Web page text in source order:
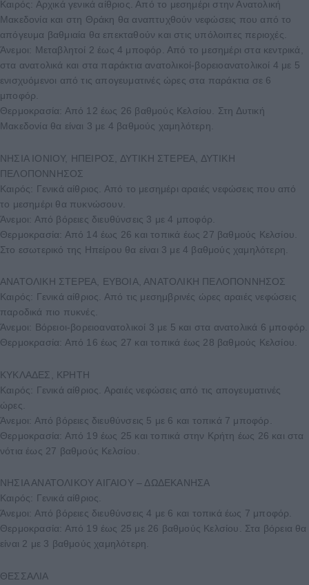
Καιρός: Αρχικά γενικά αίθριος. Από το μεσημέρι στην Ανατολική
Μακεδονία και στη Θράκη θα αναπτυχθούν νεφώσεις που από το
απόγευμα βαθμιαία θα επεκταθούν και στις υπόλοιπες περιοχές.
Άνεμοι: Μεταβλητοί 2 έως 4 μποφόρ. Από το μεσημέρι στα κεντρικά,
στα ανατολικά και στα παράκτια ανατολικοί-βορειοανατολικοί 4 με 5
ενισχυόμενοι από τις απογευματινές ώρες στα παράκτια σε 6
μποφόρ.
Θερμοκρασία: Από 12 έως 26 βαθμούς Κελσίου. Στη Δυτική
Μακεδονία θα είναι 3 με 4 βαθμούς χαμηλότερη.
ΝΗΣΙΑ ΙΟΝΙΟΥ, ΗΠΕΙΡΟΣ, ΔΥΤΙΚΗ ΣΤΕΡΕΑ, ΔΥΤΙΚΗ
ΠΕΛΟΠΟΝΝΗΣΟΣ
Καιρός: Γενικά αίθριος. Από το μεσημέρι αραιές νεφώσεις που από
το μεσημέρι θα πυκνώσουν.
Άνεμοι: Από βόρειες διευθύνσεις 3 με 4 μποφόρ.
Θερμοκρασία: Από 14 έως 26 και τοπικά έως 27 βαθμούς Κελσίου.
Στο εσωτερικό της Ηπείρου θα είναι 3 με 4 βαθμούς χαμηλότερη.
ΑΝΑΤΟΛΙΚΗ ΣΤΕΡΕΑ, ΕΥΒΟΙΑ, ΑΝΑΤΟΛΙΚΗ ΠΕΛΟΠΟΝΝΗΣΟΣ
Καιρός: Γενικά αίθριος. Από τις μεσημβρινές ώρες αραιές νεφώσεις
παροδικά πιο πυκνές.
Άνεμοι: Βόρειοι-βορειοανατολικοί 3 με 5 και στα ανατολικά 6 μποφόρ.
Θερμοκρασία: Από 16 έως 27 και τοπικά έως 28 βαθμούς Κελσίου.
ΚΥΚΛΑΔΕΣ, ΚΡΗΤΗ
Καιρός: Γενικά αίθριος. Αραιές νεφώσεις από τις απογευματινές
ώρες.
Άνεμοι: Από βόρειες διευθύνσεις 5 με 6 και τοπικά 7 μποφόρ.
Θερμοκρασία: Από 19 έως 25 και τοπικά στην Κρήτη έως 26 και στα
νότια έως 27 βαθμούς Κελσίου.
ΝΗΣΙΑ ΑΝΑΤΟΛΙΚΟΥ ΑΙΓΑΙΟΥ – ΔΩΔΕΚΑΝΗΣΑ
Καιρός: Γενικά αίθριος.
Άνεμοι: Από βόρειες διευθύνσεις 4 με 6 και τοπικά έως 7 μποφόρ.
Θερμοκρασία: Από 19 έως 25 με 26 βαθμούς Κελσίου. Στα βόρεια θα
είναι 2 με 3 βαθμούς χαμηλότερη.
ΘΕΣΣΑΛΙΑ